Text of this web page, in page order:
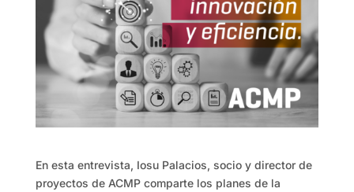
En esta entrevista, Iosu Palacios, socio y director de
proyectos de ACMP comparte los planes de la